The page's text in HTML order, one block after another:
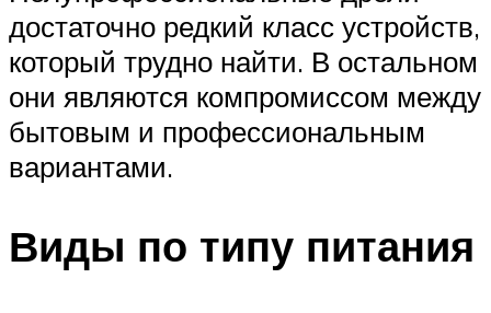
достаточно редкий класс устройств,
который трудно найти. В остальном
они являются компромиссом между
бытовым и профессиональным
вариантами.
Виды по типу питания